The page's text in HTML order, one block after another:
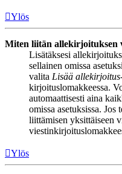
Ylös
Miten liitän allekirjoituksen
Lisätäksesi
sellainen omissa
valita Lisää allekirjoitus
kirjoituslomakkeessa.
automaattisesti aina
omissa asetuksissa.
liittämisen yksittäiseen
Ylös